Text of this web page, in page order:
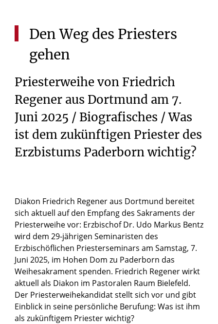
Den Weg des Priesters
gehen
Priesterweihe von Friedrich
Regener aus Dortmund am 7.
Juni 2025 / Biografisches / Was
ist dem zukünftigen Priester des
Erzbistums Paderborn wichtig?
Diakon Friedrich Regener aus Dortmund bereitet
sich aktuell auf den Empfang des Sakraments der
Priesterweihe vor: Erzbischof Dr. Udo Markus Bentz
wird dem 29-jährigen Seminaristen des
Erzbischöflichen Priesterseminars am Samstag, 7.
Juni 2025, im Hohen Dom zu Paderborn das
Weihesakrament spenden. Friedrich Regener wirkt
aktuell als Diakon im Pastoralen Raum Bielefeld.
Der Priesterweihekandidat stellt sich vor und gibt
Einblick in seine persönliche Berufung: Was ist ihm
als zukünftigem Priester wichtig?